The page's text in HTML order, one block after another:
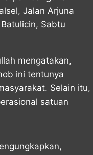
Jalan Arjuna
Sabtu
mengatakan,
ini tentunya
Selain itu,
satuan